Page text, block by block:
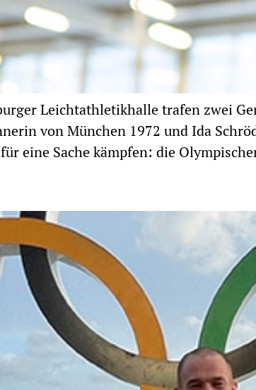
Leichtathletikhalle trafen zwei
von München 1972 und Ida
eine Sache kämpfen: die